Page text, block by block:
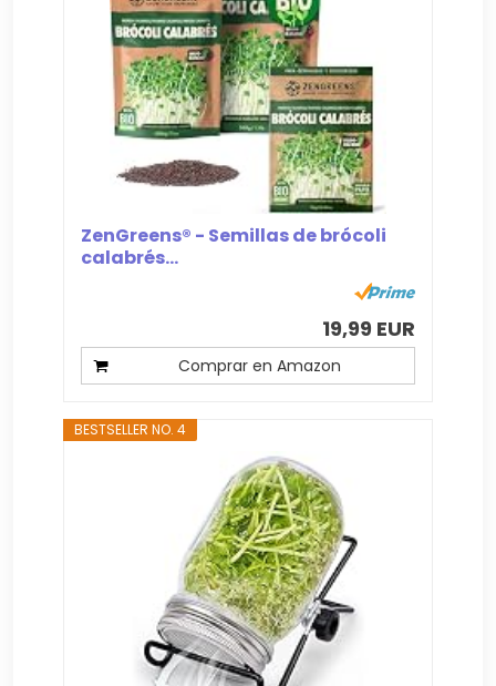
ZenGreens® - Semillas de brócoli
calabrés...
19,99 EUR
Comprar en Amazon
BESTSELLER NO. 4